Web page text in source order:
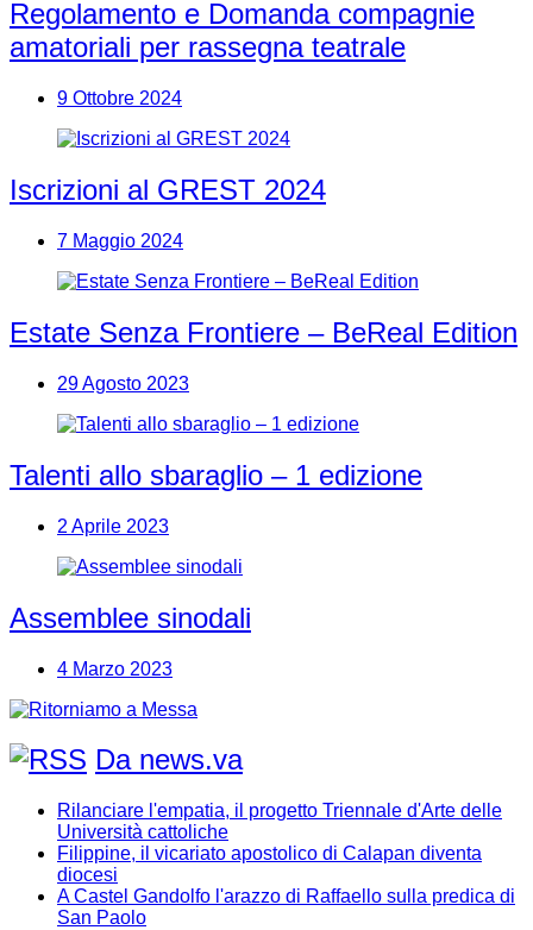
Regolamento e Domanda compagnie
amatoriali per rassegna teatrale
9 Ottobre 2024
Iscrizioni al GREST 2024
7 Maggio 2024
Estate Senza Frontiere – BeReal Edition
29 Agosto 2023
Talenti allo sbaraglio – 1 edizione
2 Aprile 2023
Assemblee sinodali
4 Marzo 2023
Da news.va
Rilanciare l'empatia, il progetto Triennale d'Arte delle
Università cattoliche
Filippine, il vicariato apostolico di Calapan diventa
diocesi
A Castel Gandolfo l'arazzo di Raffaello sulla predica di
San Paolo